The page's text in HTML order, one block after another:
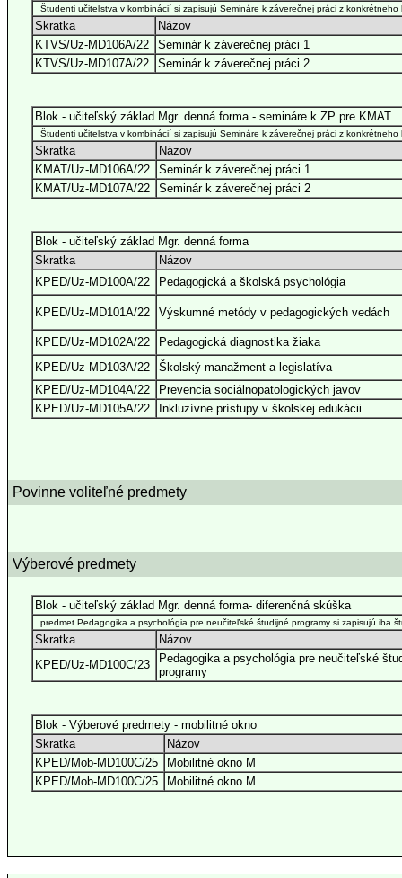
Študenti učiteľstva v kombinácií si zapisujú Semináre k záverečnej práci z
Skratka
Názov
KTVS/Uz-MD106A/22
Seminár k záverečnej práci 1
KTVS/Uz-MD107A/22
Seminár k záverečnej práci 2
Blok - učiteľský základ Mgr. denná forma - semináre k ZP pre KMAT
Študenti učiteľstva v kombinácií si zapisujú Semináre k záverečnej práci z
Skratka
Názov
KMAT/Uz-MD106A/22
Seminár k záverečnej práci 1
KMAT/Uz-MD107A/22
Seminár k záverečnej práci 2
Blok - učiteľský základ Mgr. denná forma
Skratka
Názov
KPED/Uz-MD100A/22
Pedagogická a školská psychológia
KPED/Uz-MD101A/22 Výskumné metódy v pedagogických vedách
KPED/Uz-MD102A/22
Pedagogická diagnostika žiaka
KPED/Uz-MD103A/22
Školský manažment a legislatíva
KPED/Uz-MD104A/22
Prevencia sociálnopatologických javov
KPED/Uz-MD105A/22
Inkluzívne prístupy v školskej edukácii
Povinne voliteľné predmety
Výberové predmety
Blok - učiteľský základ Mgr. denná forma- diferenčná skúška
predmet Pedagogika a psychológia pre neučiteľské študijné programy si zapisujú iba
Skratka
Názov
KPED/Uz-MD100C/23
Pedagogika a psychológia pre neučiteľské
programy
Blok - Výberové predmety - mobilitné okno
Skratka
Názov
KPED/Mob-MD100C/25
Mobilitné okno M
KPED/Mob-MD100C/25
Mobilitné okno M